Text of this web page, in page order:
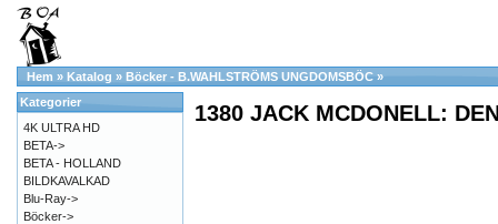
Hem » Katalog » Böcker - B.WAHLSTRÖMS UNGDOMSBÖC »
1380 JACK MCDONELL:
Kategorier
4K ULTRA HD
BETA->
BETA - HOLLAND
BILDKAVALKAD
Blu-Ray->
Böcker->